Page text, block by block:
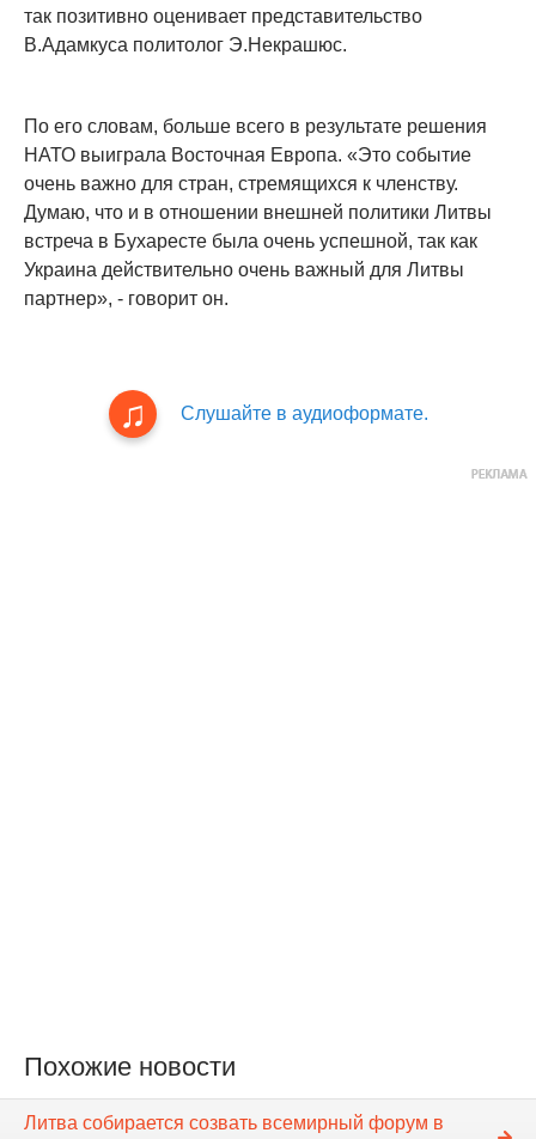
так позитивно оценивает представительство
В.Адамкуса политолог Э.Некрашюс.
По его словам, больше всего в результате решения
НАТО выиграла Восточная Европа. «Это событие
очень важно для стран, стремящихся к членству.
Думаю, что и в отношении внешней политики Литвы
встреча в Бухаресте была очень успешной, так как
Украина действительно очень важный для Литвы
партнер», - говорит он.
Слушайте в аудиоформате.
Похожие новости
Литва собирается созвать всемирный форум в